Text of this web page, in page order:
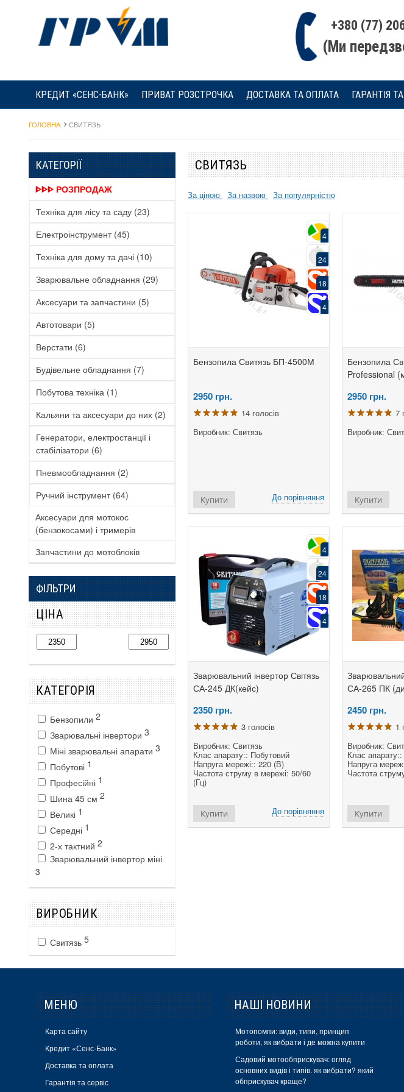
+380 (77)
(Ми
КРЕДИТ «СЕНС-БАНК» ПРИВАТ РОЗСТРОЧКА ДОСТАВКА ТА ОПЛАТА ГАРАНТІЯ
ГОЛОВНА СВИТЯЗЬ
КАТЕГОРІЇ
ᐈᐈᐈ РОЗПРОДАЖ
Техніка для лісу та саду (23)
Електроінструмент (45)
Техніка для дому та дачі (10)
Зварювальне обладнання (29)
Аксесуари та запчастини (5)
Автотовари (5)
Верстати (6)
Будівельне обладнання (7)
Побутова техніка (1)
Кальяни та аксесуари до них (2)
Генератори, електростанції і
стабілізатори (6)
Пневмообладнання (2)
Ручний інструмент (64)
Аксесуари для мотокос
(бензокосами) і тримерів
Запчастини до мотоблоків
ФІЛЬТРИ
ЦІНА
КАТЕГОРІЯ
Бензопили 2
Зварювальні інвертори 3
Міні зварювальні апарати 3
Побутові 1
Професійні 1
Шина 45 см 2
Великі 1
Середні 1
2-х тактний 2
Зварювальний інвертор міні
3
ВИРОБНИК
Свитязь 5
СВИТЯЗЬ
За ціною За назвою За популярністю
4
24
18
4
Бензопила Свитязь БП-4500М
2950 грн.
14 голосів
Виробник: Свитязь
До порівняння
Купити
Бензопила
Professional
2950 грн.
7
Виробник:
Купити
4
24
18
4
Зварювальний інвертор Світязь
СА-245 ДК(кейс)
2350 грн.
3 голосів
Виробник: Свитязь
Клас апарату:: Побутовий
Напруга мережі:: 220 (В)
Частота струму в мережі: 50/60
(Гц)
До порівняння
Купити
СА-265 ПК
2450 грн.
1
Виробник:
Клас
Напруга
Частота
Купити
МЕНЮ
Карта сайту
Кредит «Сенс-Банк»
Доставка та оплата
Гарантія та сервіс
НАШІ НОВИНИ
Мотопомпи: види, типи, принцип
роботи, як вибрати і де можна купити
Садовий мотообприскувач: огляд
основних видів і типів. як вибрати? який
обприскувач краще?